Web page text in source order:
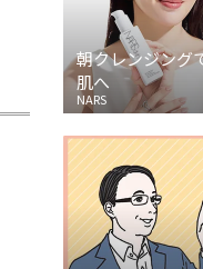
朝クレンジング
肌へ
NARS